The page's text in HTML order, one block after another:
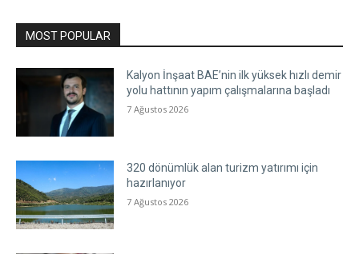
MOST POPULAR
Kalyon İnşaat BAE’nin ilk yüksek hızlı demir
yolu hattının yapım çalışmalarına başladı
7 Ağustos 2026
320 dönümlük alan turizm yatırımı için
hazırlanıyor
7 Ağustos 2026